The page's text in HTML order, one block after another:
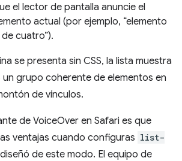
el lector de pantalla anuncie el
actual (por ejemplo, “elemento
cuatro”).
se presenta sin CSS, la lista muestra
grupo coherente de elementos en
de vínculos.
de VoiceOver en Safari es que
ventajas cuando configuras list-
diseñó de este modo. El equipo de